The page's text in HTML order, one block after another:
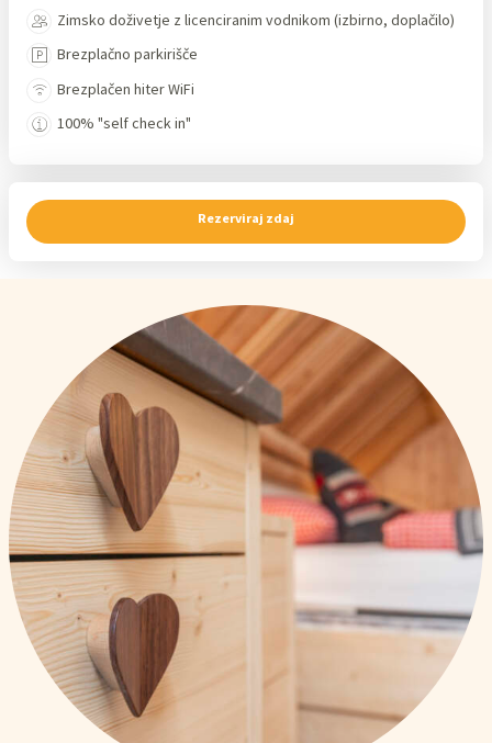
Zimsko doživetje z licenciranim vodnikom (izbirno, doplačilo)
Brezplačno parkirišče
Brezplačen hiter WiFi
100% "self check in"
Rezerviraj zdaj